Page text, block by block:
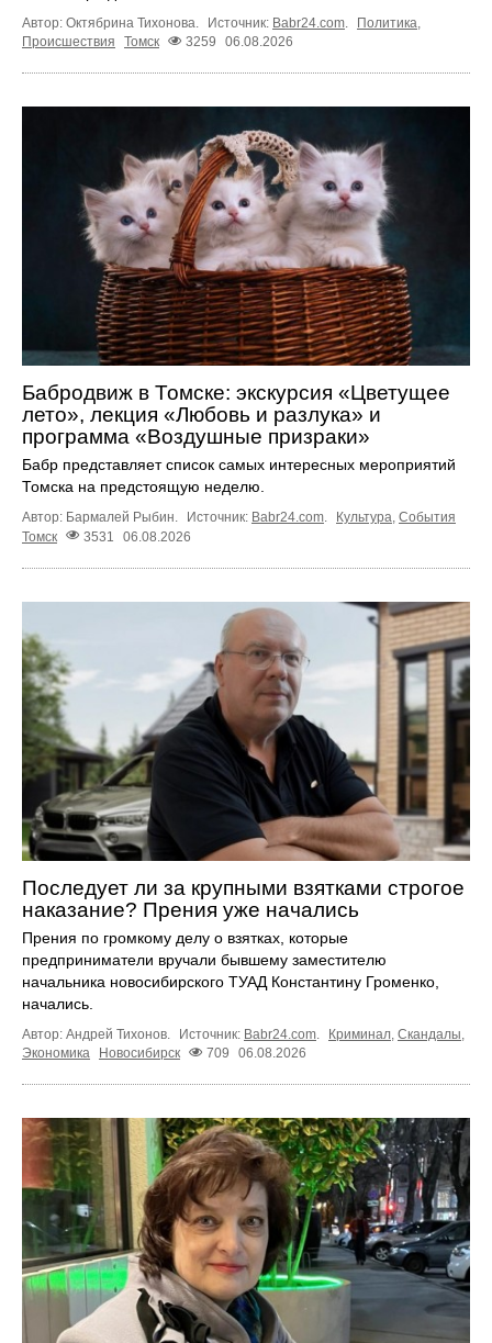
Автор: Октябрина Тихонова. Источник: Babr24.com Политика
Происшествия
Томск 3259 06.08.2026
Бабродвиж в Томске: экскурсия «Цветущее
лето», лекция «Любовь и разлука» и
программа «Воздушные призраки»
Бабр представляет список самых интересных мероприятий
Томска на предстоящую неделю.
Автор: Бармалей Рыбин. Источник: Babr24.com. Культура, События
Томск
3531 06.08.2026
Последует ли за крупными взятками строгое
наказание? Прения уже начались
Прения по громкому делу о взятках, которые
предприниматели вручали бывшему заместителю
начальника новосибирского ТУАД Константину Громенко,
начались.
Автор: Андрей Тихонов. Источник: Babr24.com. Криминал, Скандалы,
Экономика
Новосибирск 709 06.08.2026